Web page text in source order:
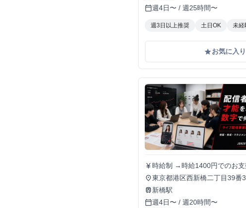
calendar_today週4日〜 / 週25時間〜
週3日以上推奨 土日OK 未経
gradeお気に入り
currency_yen時給制 →時給1400円でのお
place東京都港区西新橋二丁目39
train 新橋駅
calendar_today週4日〜 / 週20時間〜